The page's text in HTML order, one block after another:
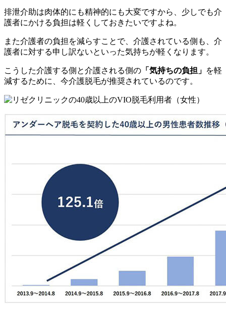
排泄介助は肉体的にも精神的にも大変ですから、少しでも介
護者にかける負担は軽くしておきたいですよね。
また介護者の負担を減らすことで、介護されている側も、介
護者に対する申し訳ないといった気持ちが軽くなります。
こうした介護する側と介護される側の 「気持ちの負担」 を軽
減するために、今介護脱毛が推奨されているのです。